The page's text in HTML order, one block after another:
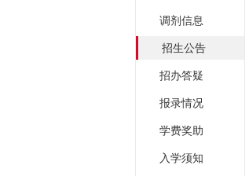
调剂信息
招生公告
招办答疑
报录情况
学费奖助
入学须知